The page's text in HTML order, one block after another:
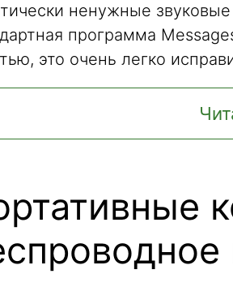
ненужные
программа
это очень легко